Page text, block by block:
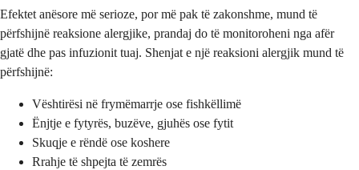
Efektet anësore më serioze, por më pak të zakonshme, mund të
përfshijnë reaksione alergjike, prandaj do të monitoroheni nga afër
gjatë dhe pas infuzionit tuaj. Shenjat e një reaksioni alergjik mund të
përfshijnë:
Vështirësi në frymëmarrje ose fishkëllimë
Ënjtje e fytyrës, buzëve, gjuhës ose fytit
Skuqje e rëndë ose koshere
Rrahje të shpejta të zemrës